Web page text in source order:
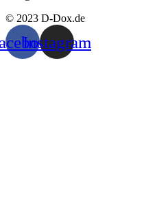
© 2023 D-Dox.de
Instagram